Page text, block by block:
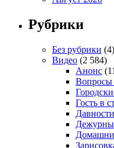
Рубрики
Без рубрики (4)
Видео (2 584)
Анонс
Вопросы
Гость в
Давности